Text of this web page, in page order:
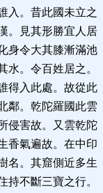
入。昔此國未立之
。見其形勝宜人居
身令大其膝漸滿池
水。令百姓居之。
得入此處。故從此
鄰。乾陀羅國此雲
侵害故。又雲乾陀
香氣遍故。在中印
名。其窟側近多生
持不斷三寶之行。